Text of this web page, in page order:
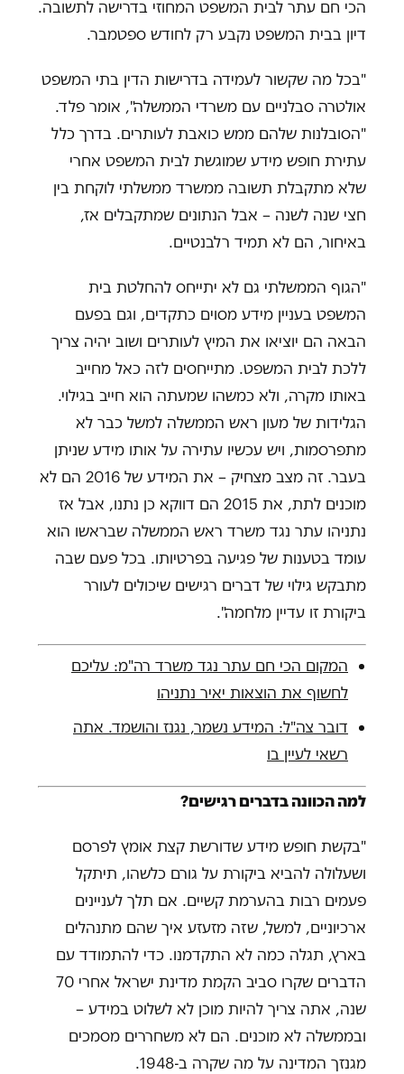
הכי חם עתר לבית המשפט המחוזי בדרישה לתשובה.
דיון בבית המשפט נקבע רק לחודש ספטמבר.
"בכל מה שקשור לעמידה בדרישות הדין בתי המשפט
אולטרה סבלניים עם משרדי הממשלה", אומר פלד.
"הסובלנות שלהם ממש כואבת לעותרים. בדרך כלל
עתירת חופש מידע שמוגשת לבית המשפט אחרי
שלא מתקבלת תשובה ממשרד ממשלתי לוקחת בין
חצי שנה לשנה – אבל הנתונים שמתקבלים אז,
באיחור, הם לא תמיד רלבנטיים.
"הגוף הממשלתי גם לא יתייחס להחלטת בית
המשפט בעניין מידע מסוים כתקדים, וגם בפעם
הבאה הם יוציאו את המיץ לעותרים ושוב יהיה צריך
ללכת לבית המשפט. מתייחסים לזה כאל מחייב
באותו מקרה, ולא כמשהו שמעתה הוא חייב בגילוי.
הגלידות של מעון ראש הממשלה למשל כבר לא
מתפרסמות, ויש עכשיו עתירה על אותו מידע שניתן
בעבר. זה מצב מצחיק – את המידע של 2016 הם לא
מוכנים לתת, את 2015 הם דווקא כן נתנו, אבל אז
נתניהו עתר נגד משרד ראש הממשלה שבראשו הוא
עומד בטענות של פגיעה בפרטיותו. בכל פעם שבה
מתבקש גילוי של דברים רגישים שיכולים לעורר
ביקורת זו עדיין מלחמה".
המקום הכי חם עתר נגד משרד רה"מ: עליכם
לחשוף את הוצאות יאיר נתניהו
דובר צה"ל: המידע נשמר, נגנז והושמד. אתה
רשאי לעיין בו
למה הכוונה בדברים רגישים?
"בקשת חופש מידע שדורשת קצת אומץ לפרסם
ושעלולה להביא ביקורת על גורם כלשהו, תיתקל
פעמים רבות בהערמת קשיים. אם תלך לעניינים
ארכיוניים, למשל, שזה מזעזע איך שהם מתנהלים
בארץ, תגלה כמה לא התקדמנו. כדי להתמודד עם
הדברים שקרו סביב הקמת מדינת ישראל אחרי 70
שנה, אתה צריך להיות מוכן לא לשלוט במידע –
ובממשלה לא מוכנים. הם לא משחררים מסמכים
מגנזך המדינה על מה שקרה ב-1948.